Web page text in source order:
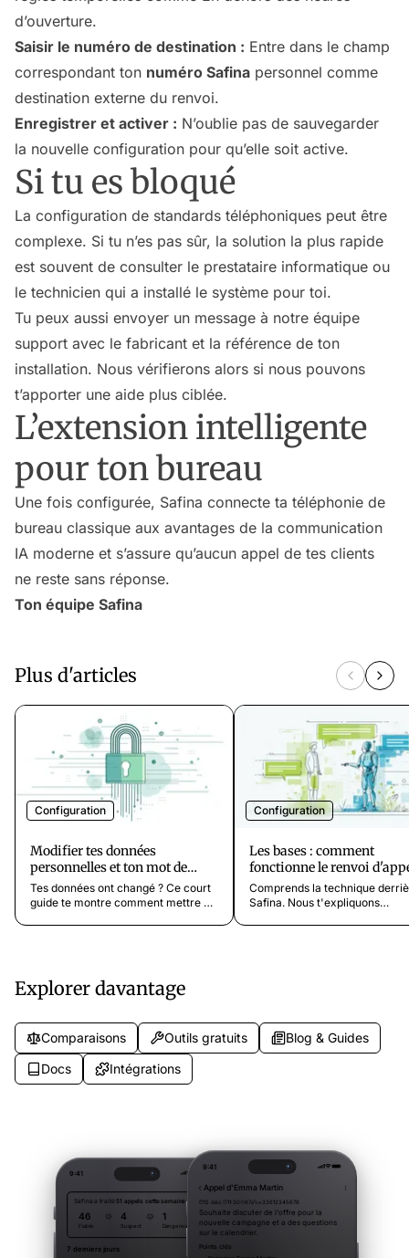
d’ouverture.
Saisir le numéro de destination : Entre dans le champ
correspondant ton numéro Safina personnel comme
destination externe du renvoi.
Enregistrer et activer : N’oublie pas de sauvegarder
la nouvelle configuration pour qu’elle soit active.
Si tu es bloqué
La configuration de standards téléphoniques peut être
complexe. Si tu n’es pas sûr, la solution la plus rapide
est souvent de consulter le prestataire informatique ou
le technicien qui a installé le système pour toi.
Tu peux aussi envoyer un message à notre équipe
support avec le fabricant et la référence de ton
installation. Nous vérifierons alors si nous pouvons
t’apporter une aide plus ciblée.
L’extension intelligente
pour ton bureau
Une fois configurée, Safina connecte ta téléphonie de
bureau classique aux avantages de la communication
IA moderne et s’assure qu’aucun appel de tes clients
ne reste sans réponse.
Ton équipe Safina
Plus d'articles
Configuration
Modifier tes données
personnelles et ton mot de
passe dans Safina
Tes données ont changé ? Ce court
guide te montre comment mettre à
Configuration
Les bases : comment
fonctionne le renvoi
vers Safina
Comprends la technique
Safina. Nous t'expliquons
Explorer davantage
Comparaisons Outils gratuits
Blog & Guides
Docs
Intégrations